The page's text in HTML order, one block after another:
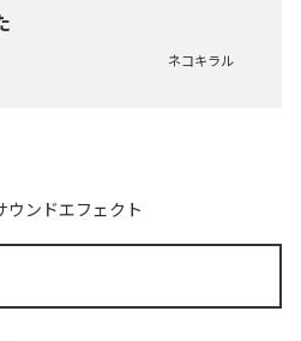
ネコキラル
ウンドエフェクト